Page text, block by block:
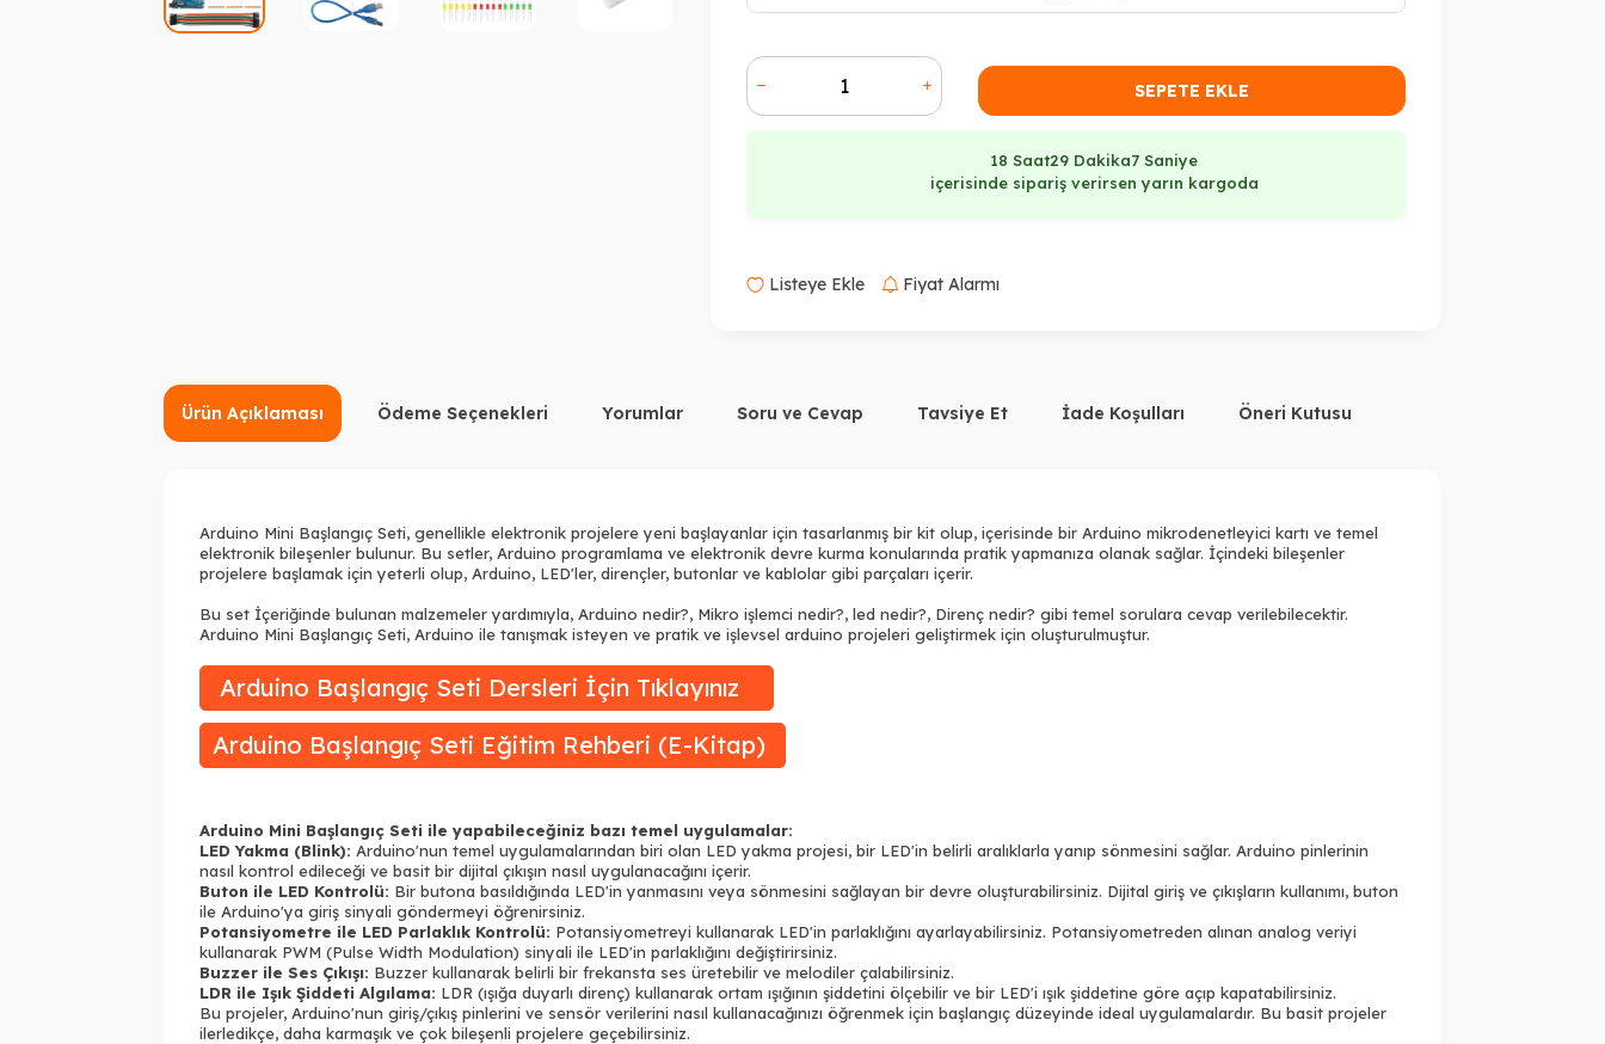
SEPETE EKLE
18 Saat29 Dakika6 Saniye
içerisinde sipariş verirsen yarın kargoda
Listeye Ekle Fiyat Alarmı
Ürün Açıklaması Ödeme Seçenekleri Yorumlar Soru ve Cevap Tavsiye Et İade Koşulları Öneri Kutusu
Arduino Mini Başlangıç Seti, genellikle elektronik projelere yeni başlayanlar için tasarlanmış bir kit olup, içerisinde bir Arduino mikrodenetleyici kartı ve temel
elektronik bileşenler bulunur. Bu setler, Arduino programlama ve elektronik devre kurma konularında pratik yapmanıza olanak sağlar. İçindeki bileşenler
projelere başlamak için yeterli olup, Arduino, LED'ler, dirençler, butonlar ve kablolar gibi parçaları içerir.
Bu set İçeriğinde bulunan malzemeler yardımıyla, Arduino nedir?, Mikro işlemci nedir?, led nedir?, Direnç nedir? gibi temel sorulara cevap verilebilecektir.
Arduino Mini Başlangıç Seti, Arduino ile tanışmak isteyen ve pratik ve işlevsel arduino projeleri geliştirmek için oluşturulmuştur.
Arduino Başlangıç Seti Dersleri İçin Tıklayınız
Arduino Başlangıç Seti Eğitim Rehberi (E-Kitap)
Arduino Mini Başlangıç Seti ile yapabileceğiniz bazı temel uygulamalar:
LED Yakma (Blink): Arduino'nun temel uygulamalarından biri olan LED yakma projesi, bir LED'in belirli aralıklarla yanıp sönmesini sağlar. Arduino pinlerinin
nasıl kontrol edileceği ve basit bir dijital çıkışın nasıl uygulanacağını içerir.
Buton ile LED Kontrolü: Bir butona basıldığında LED'in yanmasını veya sönmesini sağlayan bir devre oluşturabilirsiniz. Dijital giriş ve çıkışların kullanımı, buton
ile Arduino'ya giriş sinyali göndermeyi öğrenirsiniz.
Potansiyometre ile LED Parlaklık Kontrolü: Potansiyometreyi kullanarak LED'in parlaklığını ayarlayabilirsiniz. Potansiyometreden alınan analog veriyi
kullanarak PWM (Pulse Width Modulation) sinyali ile LED'in parlaklığını değiştirirsiniz.
Buzzer ile Ses Çıkışı: Buzzer kullanarak belirli bir frekansta ses üretebilir ve melodiler çalabilirsiniz.
LDR ile Işık Şiddeti Algılama: LDR (ışığa duyarlı direnç) kullanarak ortam ışığının şiddetini ölçebilir ve bir LED'i ışık şiddetine göre açıp kapatabilirsiniz.
Bu projeler, Arduino'nun giriş/çıkış pinlerini ve sensör verilerini nasıl kullanacağınızı öğrenmek için başlangıç düzeyinde ideal uygulamalardır. Bu basit projeler
ilerledikçe, daha karmaşık ve çok bileşenli projelere geçebilirsiniz.